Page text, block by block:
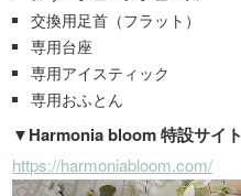
交換用足首（フラット）
専用台座
専用アイスティック
専用おふとん
▼Harmonia bloom 特設サイト
https://harmoniabloom.com/